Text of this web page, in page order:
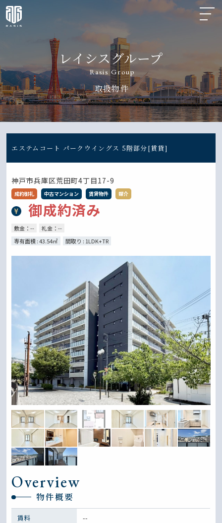
レイシスグループ
Rasis Group
取扱物件
エステムコート パークウイングス 5階部分[賃貸]
神戸市兵庫区荒田町4丁目17-9
成約御礼 中古マンション 賃貸物件 媒介
御成約済み
敷金：--
礼金：--
専有面積 : 43.54㎡
間取り : 1LDK+TR
Overview
物件概要
賃料 --